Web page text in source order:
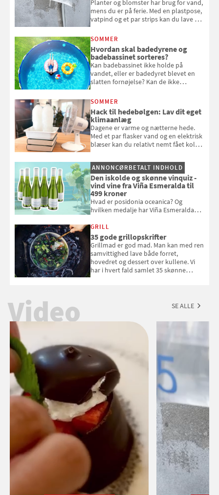
Planter og blomster har brug for vand,
mens du er på ferie. Med en plastpose,
vatpind og et par strips kan du lave dit
at bede naboen om at vande eller
komme hjem til døde planter
SOMMER
Hvordan skal badedyrene og
badebassinet sorteres?
Kan badebassinet ikke holde på
vandet, eller er badedyret blevet en
slatten fornøjelse? Kan de ikke
opmærksom, når du smider
badebassinet eller et badedyr ud
SOMMER
Hack til hedebølgen: Lav dit eget
klimaanlæg
Dagene er varme og nætterne hede.
Med et par flasker vand og en elektrisk
blæser kan du relativt nemt fået koldt
og se, hvordan du gør
ANNONCØRBETALT INDHOLD
Den iskolde og skønne vinquiz -
vind vine fra Viña Esmeralda til
499 kroner
Hvad er posidonia oceanica? Og
hvilken medalje har Viña Esmeralda
med i Samvirkes skønne vinquiz, hvor
du kan vinde 6 flasker vin fra Viña
Esmeralda. Konkurrencen slutter 1.
september 2026.
GRILL
35 gode grillopskrifter
Grillmad er god mad. Man kan med ren
samvittighed lave både forret,
hovedret og dessert over kullene. Vi
har i hvert fald samlet 35 skønne
Video SE ALLE